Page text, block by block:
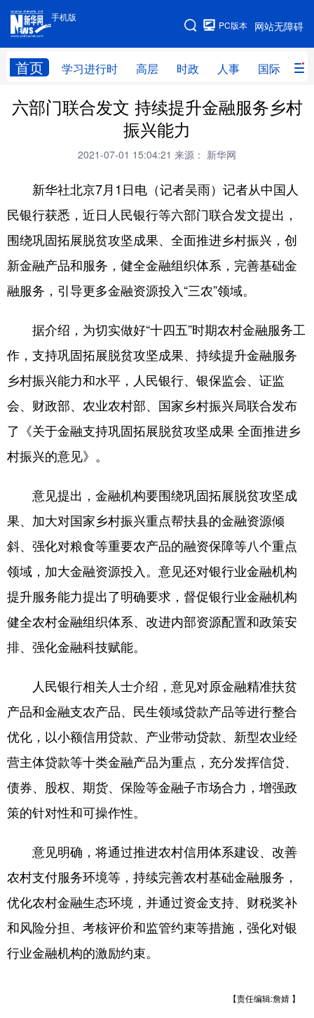
手机版
网站无障碍
PC版本
首页 学习进行时 高层 时政 人事 国际 财
手机版
网站地图
学习进行时 高层 时政 人事
财经 网评
全球连线
科技 科创 量子 体育
文化 书画 健康 军事
法律 中央文件 金融
学术中国 乡村振兴 银龄 溯源中国
彩票 娱乐 时尚 悦读
公益 一带一路 亚太网 上市公司
文化产业
地方频道
北京 天津 河北 山西
辽宁 吉林 上海 江苏
浙江 安徽 福建 江西
山东 河南 湖北 湖南
四川 贵州 云南 西藏
陕西 甘肃 青海 宁夏
多语种频道
Deutsch Português
六部门联合发文 持续提升金融服务乡村
振兴能力
2021-07-01 15:04:21 来源： 新华网
新华社北京7月1日电（记者吴雨）记者从中国人
民银行获悉，近日人民银行等六部门联合发文提出，
围绕巩固拓展脱贫攻坚成果、全面推进乡村振兴，创
新金融产品和服务，健全金融组织体系，完善基础金
融服务，引导更多金融资源投入“三农”领域。
据介绍，为切实做好“十四五”时期农村金融服务工
作，支持巩固拓展脱贫攻坚成果、持续提升金融服务
乡村振兴能力和水平，人民银行、银保监会、证监
会、财政部、农业农村部、国家乡村振兴局联合发布
了《关于金融支持巩固拓展脱贫攻坚成果 全面推进乡
村振兴的意见》。
意见提出，金融机构要围绕巩固拓展脱贫攻坚成
果、加大对国家乡村振兴重点帮扶县的金融资源倾
斜、强化对粮食等重要农产品的融资保障等八个重点
领域，加大金融资源投入。意见还对银行业金融机构
提升服务能力提出了明确要求，督促银行业金融机构
健全农村金融组织体系、改进内部资源配置和政策安
排、强化金融科技赋能。
人民银行相关人士介绍，意见对原金融精准扶贫
产品和金融支农产品、民生领域贷款产品等进行整合
优化，以小额信用贷款、产业带动贷款、新型农业经
营主体贷款等十类金融产品为重点，充分发挥信贷、
债券、股权、期货、保险等金融子市场合力，增强政
策的针对性和可操作性。
意见明确，将通过推进农村信用体系建设、改善
农村支付服务环境等，持续完善农村基础金融服务，
优化农村金融生态环境，并通过资金支持、财税奖补
和风险分担、考核评价和监管约束等措施，强化对银
行业金融机构的激励约束。
【责任编辑:詹婧 】